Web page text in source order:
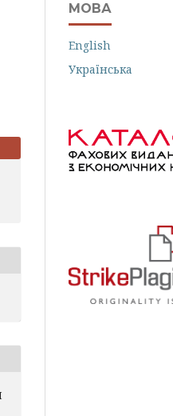
МОВА
English
Українська